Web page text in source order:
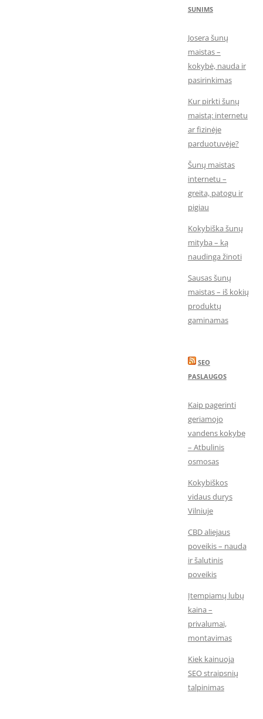
SUNIMS
Josera šunų
maistas –
kokybė, nauda ir
pasirinkimas
Kur pirkti šunų
maistą: internetu
ar fizinėje
parduotuvėje?
Šunų maistas
internetu –
greita, patogu ir
pigiau
Kokybiška šunų
mityba – ką
naudinga žinoti
Sausas šunų
maistas – iš kokių
produktų
gaminamas
SEO
PASLAUGOS
Kaip pagerinti
geriamojo
vandens kokybę
– Atbulinis
osmosas
Kokybiškos
vidaus durys
Vilniuje
CBD aliejaus
poveikis – nauda
ir šalutinis
poveikis
Įtempiamų lubų
kaina –
privalumai,
montavimas
Kiek kainuoja
SEO straipsnių
talpinimas